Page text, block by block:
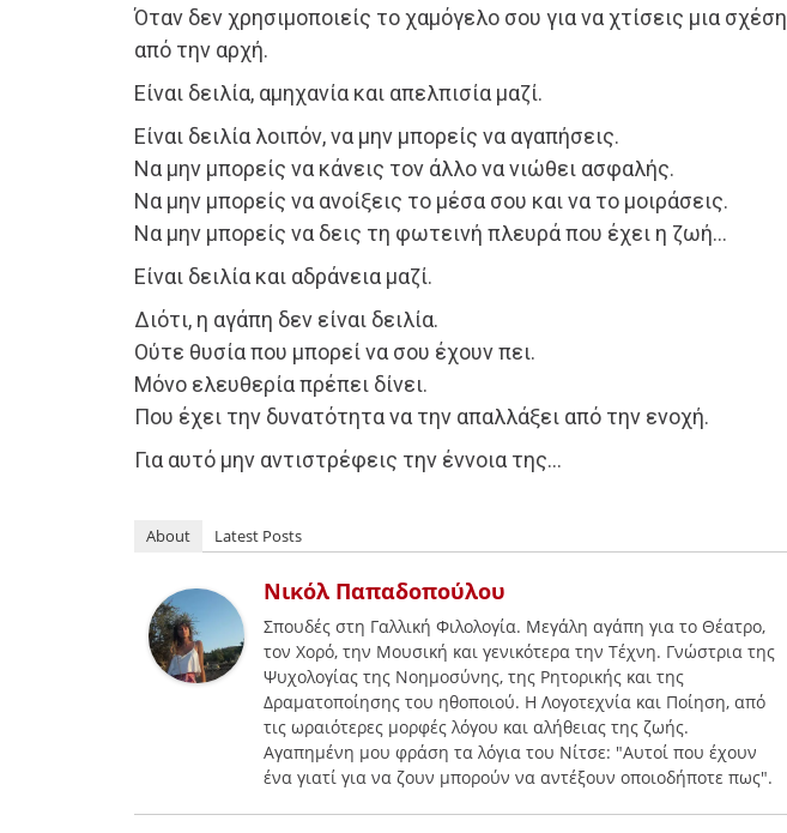
Όταν δεν χρησιμοποιείς το χαμόγελο σου για να χτίσεις μια σχέση
από την αρχή.
Είναι δειλία, αμηχανία και απελπισία μαζί.
Είναι δειλία λοιπόν, να μην μπορείς να αγαπήσεις.
Να μην μπορείς να κάνεις τον άλλο να νιώθει ασφαλής.
Να μην μπορείς να ανοίξεις το μέσα σου και να το μοιράσεις.
Να μην μπορείς να δεις τη φωτεινή πλευρά που έχει η ζωή…
Είναι δειλία και αδράνεια μαζί.
Διότι, η αγάπη δεν είναι δειλία.
Ούτε θυσία που μπορεί να σου έχουν πει.
Μόνο ελευθερία πρέπει δίνει.
Που έχει την δυνατότητα να την απαλλάξει από την ενοχή.
Για αυτό μην αντιστρέφεις την έννοια της…
About Latest Posts
Νικόλ Παπαδοπούλου
Σπουδές στη Γαλλική Φιλολογία. Μεγάλη αγάπη για το Θέατρο,
τον Χορό, την Μουσική και γενικότερα την Τέχνη. Γνώστρια της
Ψυχολογίας της Νοημοσύνης, της Ρητορικής και της
Δραματοποίησης του ηθοποιού. Η Λογοτεχνία και Ποίηση, από
τις ωραιότερες μορφές λόγου και αλήθειας της ζωής.
Αγαπημένη μου φράση τα λόγια του Νίτσε: "Αυτοί που έχουν
ένα γιατί για να ζουν μπορούν να αντέξουν οποιοδήποτε πως".